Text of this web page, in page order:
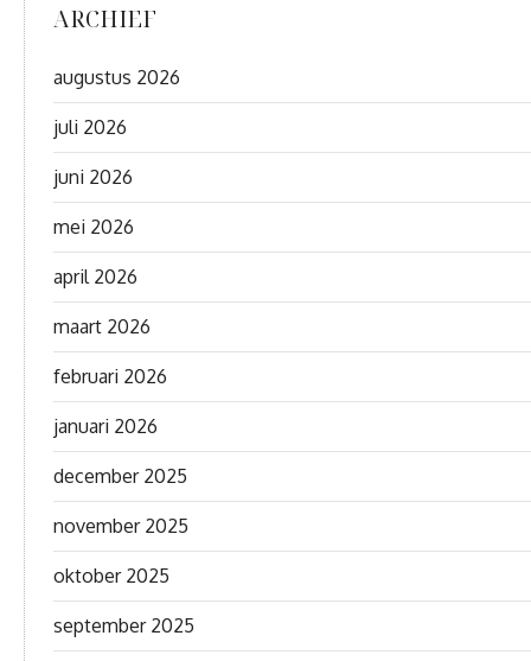
ARCHIEF
augustus 2026
juli 2026
juni 2026
mei 2026
april 2026
maart 2026
februari 2026
januari 2026
december 2025
november 2025
oktober 2025
september 2025